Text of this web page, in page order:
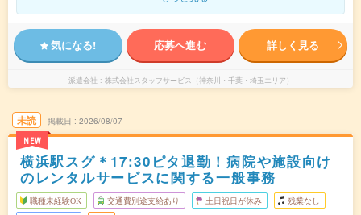
気になる! 応募へ進む 詳しく見る
派遣会社 株式会社スタッフサービス（神奈川・千葉・埼玉エリア）
未読
NEW
掲載日 2026/08/07
横浜駅スグ＊17:30ピタ退勤！病院や施設向け
のレンタルサービスに関する一般事務
職種未経験OK 交通費別途支給あり 土日祝日が休み 残業なし